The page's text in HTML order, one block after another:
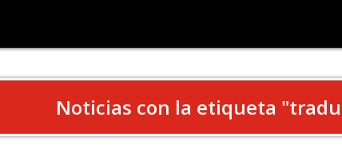
Noticias con la etiqueta "